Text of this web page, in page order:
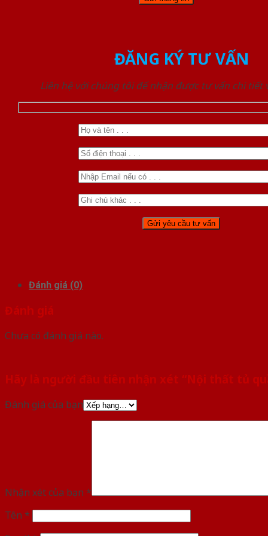
ĐĂNG KÝ TƯ VẤN
Liên hệ với chúng tôi để nhận được tư vấn chi tiết
Đánh giá (0)
Đánh giá
Chưa có đánh giá nào.
Hãy là người đầu tiên nhận xét “Nội thất tủ
Đánh giá của bạn
Nhận xét của bạn *
Tên *